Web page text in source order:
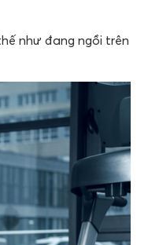
như đang ngồi trên